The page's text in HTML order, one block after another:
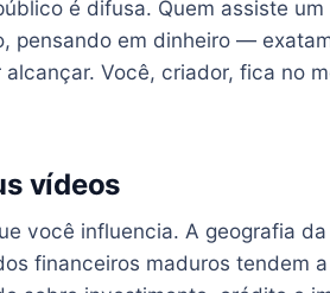
é difusa. Quem assiste
pensando em dinheiro —
Você, criador, fica no
vídeos
você influencia. A geografia
financeiros maduros tendem a